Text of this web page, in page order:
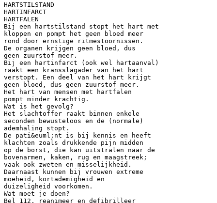
HARTSTILSTAND
HARTINFARCT
HARTFALEN
Bij een hartstilstand stopt het hart met
kloppen en pompt het geen bloed meer
rond door ernstige ritmestoornissen.
De organen krijgen geen bloed, dus
geen zuurstof meer.
Bij een hartinfarct (ook wel hartaanval)
raakt een kransslagader van het hart
verstopt. Een deel van het hart krijgt
geen bloed, dus geen zuurstof meer.
Het hart van mensen met hartfalen
pompt minder krachtig.
Wat is het gevolg?
Het slachtoffer raakt binnen enkele
seconden bewusteloos en de (normale)
ademhaling stopt.
De pati&euml;nt is bij kennis en heeft
klachten zoals drukkende pijn midden
op de borst, die kan uitstralen naar de
bovenarmen, kaken, rug en maagstreek;
vaak ook zweten en misselijkheid.
Daarnaast kunnen bij vrouwen extreme
moeheid, kortademigheid en
duizeligheid voorkomen.
Wat moet je doen?
Bel 112, reanimeer en defibrilleer